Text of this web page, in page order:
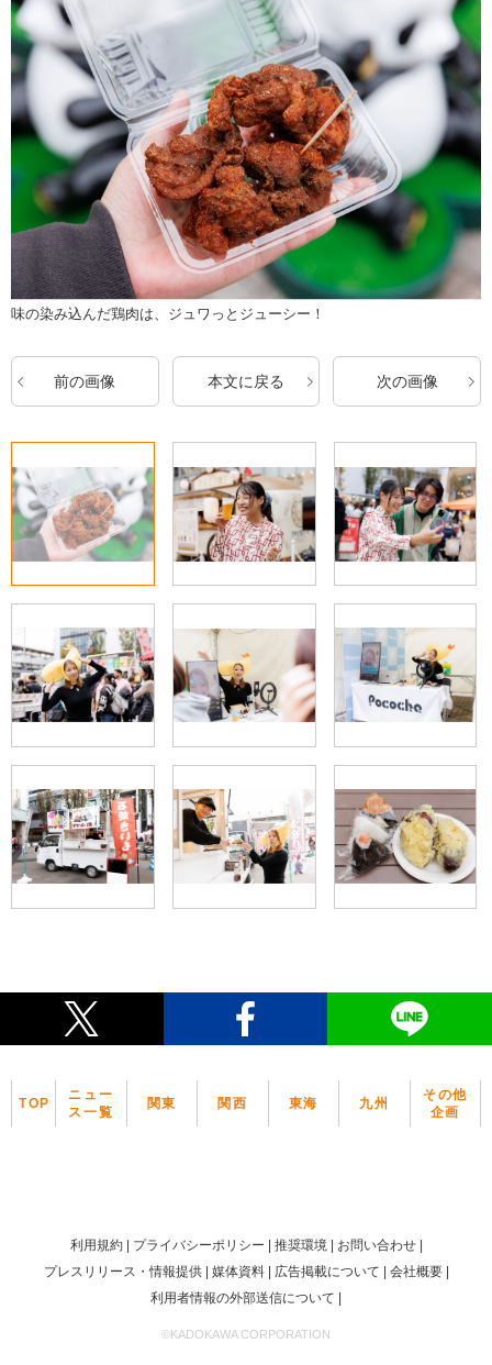
味の染み込んだ鶏肉は、ジュワっとジューシー！
前の画像 本文に戻る 次の画像
TOP
ニュー
ス一覧
関東 関西 東海 九州
その他
企画
利用規約 プライバシーポリシー 推奨環境
お問い合わせ
プレスリリース・情報提供
媒体資料 広告掲載について
会社概要
利用者情報の外部送信について
©KADOKAWA CORPORATION